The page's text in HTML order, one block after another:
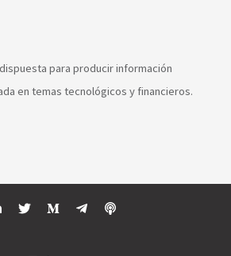
para producir información
en temas tecnológicos y financieros.